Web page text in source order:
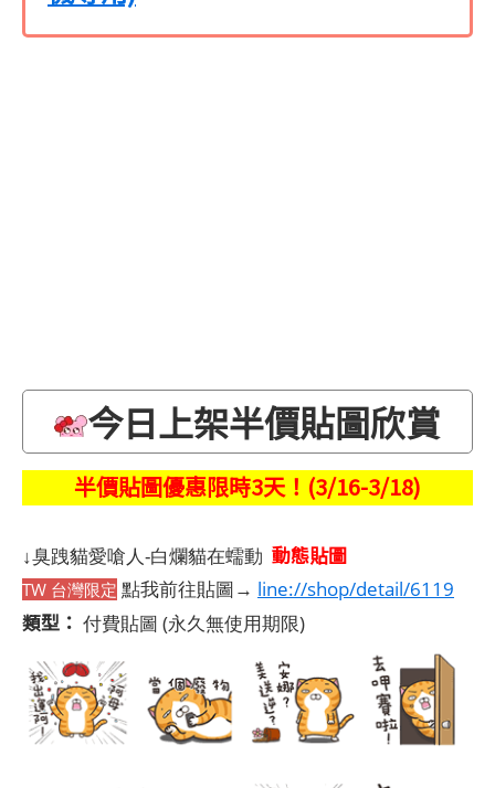
今日上架半價貼圖欣賞
半價貼圖優惠限時3天！(3/16-3/18)
↓臭跩貓愛嗆人-白爛貓在蠕動 動態貼圖
TW 台灣限定 點我前往貼圖→ line://shop/detail/6119
類型： 付費貼圖 (永久無使用期限)